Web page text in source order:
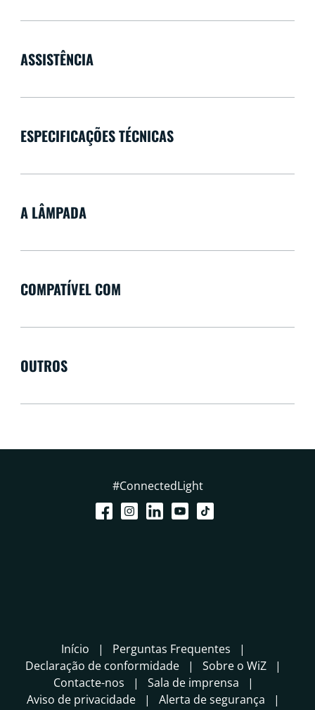
ASSISTÊNCIA
ESPECIFICAÇÕES TÉCNICAS
A LÂMPADA
COMPATÍVEL COM
OUTROS
#ConnectedLight
Início
Perguntas Frequentes
Declaração de conformidade
Sobre o WiZ
Contacte-nos
Sala de imprensa
Aviso de privacidade
Alerta de segurança